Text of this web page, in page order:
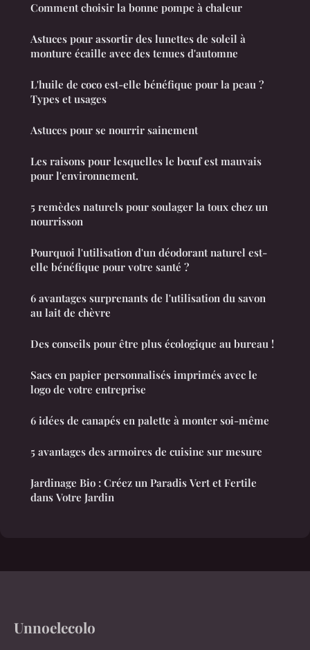
Comment choisir la bonne pompe à chaleur
Astuces pour assortir des lunettes de soleil à
monture écaille avec des tenues d'automne
L'huile de coco est-elle bénéfique pour la peau ?
Types et usages
Astuces pour se nourrir sainement
Les raisons pour lesquelles le bœuf est mauvais
pour l'environnement.
5 remèdes naturels pour soulager la toux chez un
nourrisson
Pourquoi l'utilisation d'un déodorant naturel est-
elle bénéfique pour votre santé ?
6 avantages surprenants de l'utilisation du savon
au lait de chèvre
Des conseils pour être plus écologique au bureau !
Sacs en papier personnalisés imprimés avec le
logo de votre entreprise
6 idées de canapés en palette à monter soi-même
5 avantages des armoires de cuisine sur mesure
Jardinage Bio : Créez un Paradis Vert et Fertile
dans Votre Jardin
Unnoelecolo